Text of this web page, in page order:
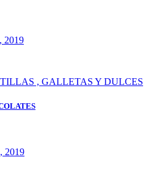
2019
, GALLETAS Y DULCES
2019